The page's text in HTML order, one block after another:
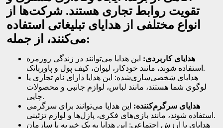
تقویت روابط تجاری هستند. شرکت‌ها از
انواع مختلفی از هدایای تبلیغاتی استفاده
می‌کنند، از جمله:
هدایای کاربردی: این هدایا می‌توانند در زندگی روزمره
استفاده شوند، مانند خودکار، لیوان، کیف پول و پاوربانک.
هدایای شخصی‌سازی‌شده: این هدایا دارای نام تجاری یا
لوگوی شما هستند، مانند لباس، لوازم جانبی و محصولات
چاپی.
هدایای سرگرم‌کننده: این هدایا می‌توانند برای سرگرمی
استفاده شوند، مانند بازی‌های فکری، پازل‌ها و لوازم تزئینی.
هدایای با ارزش اجتماعی: این هدایا به یک خیریه یا سازمان